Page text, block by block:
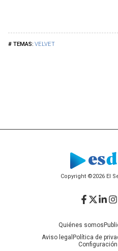
VELVET
Copyright ©2026 El
Quiénes somos
Aviso legal Política de